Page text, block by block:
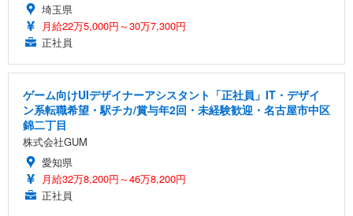
埼玉県
月給22万5,000円～30万7,300円
正社員
ゲーム向けUIデザイナーアシスタント「正社員」IT・デザイ
ン系転職希望・駅チカ/賞与年2回・未経験歓迎・名古屋市中区
錦二丁目
株式会社GUM
愛知県
月給32万8,200円～46万8,200円
正社員